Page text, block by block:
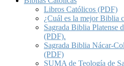
Libros Católicos (PDF)
¿Cuál es la mejor Biblia
Sagrada Biblia Platense
(PDF).
Sagrada Biblia Nácar-
(PDF)
SUMA de Teología de